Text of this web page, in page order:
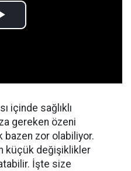
içinde sağlıklı
gereken özeni
bazen zor olabiliyor.
küçük değişiklikler
İşte size